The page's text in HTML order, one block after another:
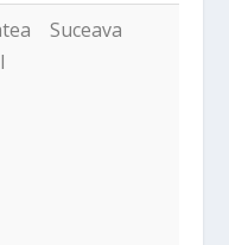
Suceava